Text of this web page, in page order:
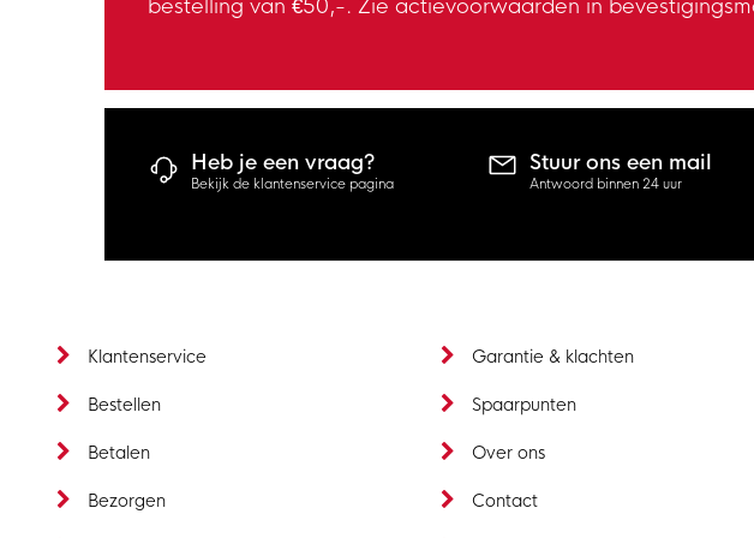
bestelling van €50,-. Zie actievoorwaarden in
Heb je een vraag?
Bekijk de klantenservice pagina
Stuur ons een mail
Antwoord binnen 24 uur
Klantenservice
Bestellen
Betalen
Bezorgen
Garantie & klachten
Spaarpunten
Over ons
Contact